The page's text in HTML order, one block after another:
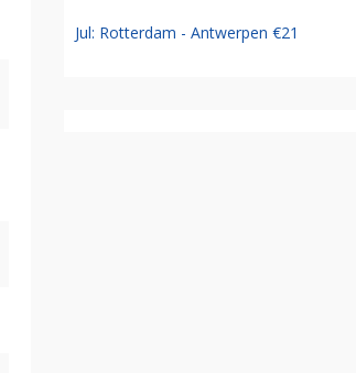
Jul: Rotterdam - Antwerpen €21